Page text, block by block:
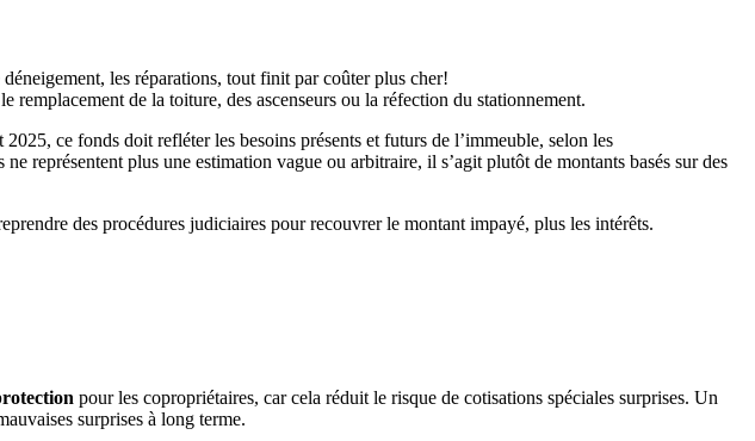
les réparations, tout finit par coûter plus cher!
remplacement de la toiture, des ascenseurs ou la réfection du stationnement.
ce fonds doit refléter les besoins présents et futurs de l’immeuble, selon les
représentent plus une estimation vague ou arbitraire, il s’agit plutôt de montants basés sur des
des procédures judiciaires pour recouvrer le montant impayé, plus les intérêts.
pour les copropriétaires, car cela réduit le risque de cotisations spéciales surprises. Un
surprises à long terme.